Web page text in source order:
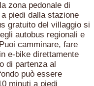
zona pedonale di
piedi dalla stazione
gratuito del villaggio si
autobus regionali e
camminare, fare
e-bike direttamente
di partenza al
può essere
minuti a piedi